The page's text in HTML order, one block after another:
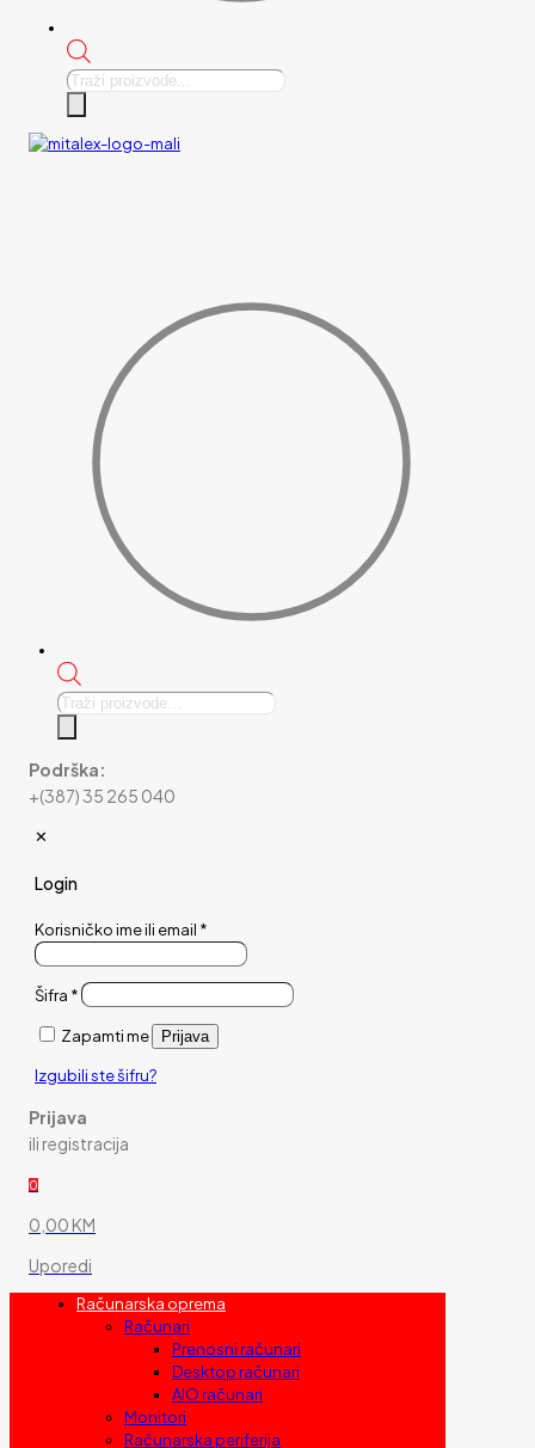
Products
Products
Podrška:
+(387) 35 265 040
✕
Login
Korisničko ime ili email *
Šifra *
Zapamti me Prijava
Izgubili ste šifru?
Prijava
ili registracija
0
0,00 KM
Uporedi
Računarska oprema
Računari
Prenosni računari
Desktop računari
AIO računari
Monitori
Računarska periferija